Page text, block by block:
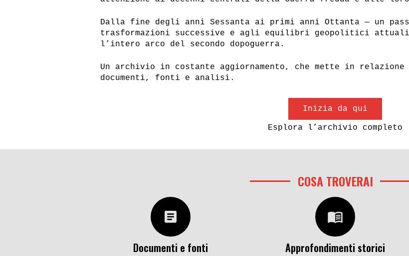
Dalla fine degli anni Sessanta ai primi anni Ottanta — un
trasformazioni successive e agli equilibri geopolitici
l’intero arco del secondo dopoguerra.
Un archivio in costante aggiornamento, che mette in
documenti, fonti e analisi.
Inizia da qui
Esplora l’archivio completo
COSA TROVERAI
article
Documenti e fonti
menu_book
Approfondimenti storici